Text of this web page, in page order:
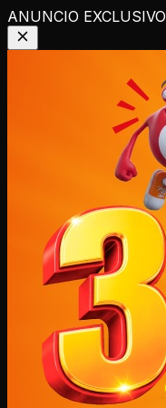
ANUNCIO EXCLUSIVO